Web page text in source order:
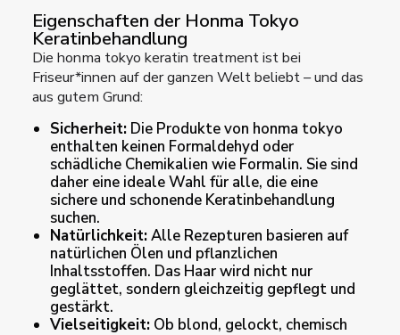
Eigenschaften der Honma Tokyo
Keratinbehandlung
Die honma tokyo keratin treatment ist bei
Friseur*innen auf der ganzen Welt beliebt – und das
aus gutem Grund:
Sicherheit: Die Produkte von honma tokyo
enthalten keinen Formaldehyd oder
schädliche Chemikalien wie Formalin. Sie sind
daher eine ideale Wahl für alle, die eine
sichere und schonende Keratinbehandlung
suchen.
Natürlichkeit:Alle Rezepturen basieren auf
natürlichen Ölen und pflanzlichen
Inhaltsstoffen. Das Haar wird nicht nur
geglättet, sondern gleichzeitig gepflegt und
gestärkt.
Vielseitigkeit: Ob blond, gelockt, chemisch